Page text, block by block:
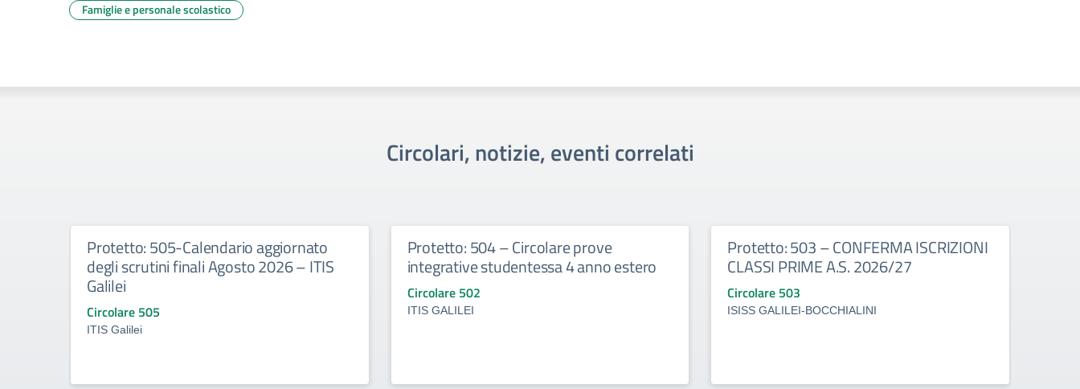
Famiglie e personale scolastico
Circolari, notizie, eventi correlati
Protetto: 505-Calendario aggiornato
degli scrutini finali Agosto 2026 – ITIS
Galilei
Circolare 505
ITIS Galilei
Protetto: 504 – Circolare prove
integrative studentessa 4 anno estero
Circolare 502
ITIS GALILEI
Protetto: 503 – CONFERMA ISCRIZIONI
CLASSI PRIME A.S. 2026/27
Circolare 503
ISISS GALILEI-BOCCHIALINI